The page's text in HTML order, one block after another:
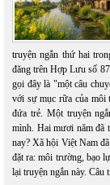
truyện ngắn thứ hai
đăng trên Hợp Lưu số
gọi đây là "một câu
với sự mục rữa của môi
đứa trẻ. Một truyện
mình. Hai mươi năm đã
nay? Xã hội Việt Nam
đặt ra: môi trường, bạo
lại truyện ngắn này. Câu